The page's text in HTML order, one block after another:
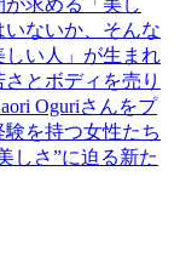
求める「美し
ないか、そんな
い人」が生まれ
とボディを売り
Oguriさんをプ
を持つ女性たち
しさ”に迫る新た